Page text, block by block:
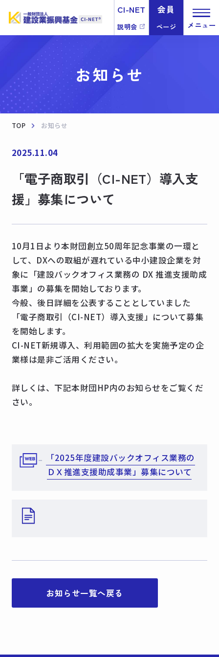
CI-NET
説明会
会員
ページ メニュー
お知らせ
TOP お知らせ
2025.11.04
「電子商取引（CI-NET）導入支
援」募集について
10月1日より本財団創立50周年記念事業の一環と
して、DXへの取組が遅れている中小建設企業を対
象に「建設バックオフィス業務の DX 推進支援助成
事業」の募集を開始しております。
今般、後日詳細を公表することとしていました
「電子商取引（CI-NET）導入支援」について募集
を開始します。
CI-NET新規導入、利用範囲の拡大を実施予定の企
業様は是非ご活用ください。
詳しくは、下記本財団HP内のお知らせをご覧くだ
さい。
「2025年度建設バックオフィス業務の
ＤＸ推進支援助成事業」募集について
お知らせ一覧へ戻る